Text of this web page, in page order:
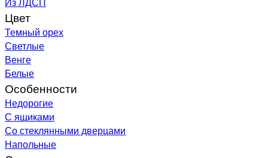
Цвет
Темный орех
Светлые
Венге
Белые
Особенности
Недорогие
С ящиками
Со стеклянными дверцами
Напольные